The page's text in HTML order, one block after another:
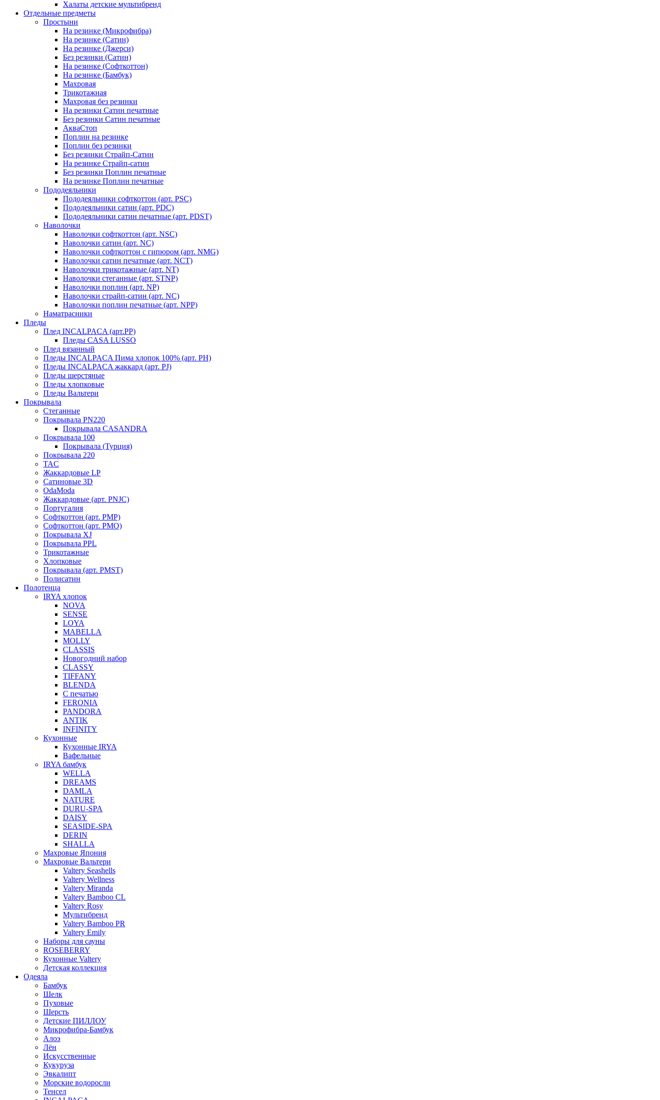
Халаты детские мультибренд
Отдельные предметы
Простыни
На резинке (Микрофибра)
На резинке (Сатин)
На резинке (Джерси)
Без резинки (Сатин)
На резинке (Софткоттон)
На резинке (Бамбук)
Махровая
Трикотажная
Махровая без резинки
На резинки Сатин печатные
Без резинки Сатин печатные
АкваСтоп
Поплин на резинке
Поплин без резинки
Без резинки Страйп-Сатин
На резинке Страйп-сатин
Без резинки Поплин печатные
На резинке Поплин печатные
Пододеяльники
Пододеяльники софткоттон (арт. PSC)
Пододеяльники сатин (арт. PDC)
Пододеяльники сатин печатные (арт. PDST)
Наволочки
Наволочки софткоттон (арт. NSC)
Наволочки сатин (арт. NC)
Наволочки софткоттон с гипюром (арт. NMG)
Наволочки сатин печатные (арт. NCT)
Наволочки трикотажные (арт. NT)
Наволочки стеганные (арт. STNP)
Наволочки поплин (арт. NP)
Наволочки страйп-сатин (арт. NC)
Наволочки поплин печатные (арт. NPP)
Наматрасники
Пледы
Плед INCALPACA (арт.PP)
Пледы CASA LUSSO
Плед вязанный
Пледы INCALPACA Пима хлопок 100% (арт. PH)
Пледы INCALPACA жаккард (арт. PJ)
Пледы шерстяные
Пледы хлопковые
Пледы Вальтери
Покрывала
Стеганные
Покрывала PN220
Покрывала CASANDRA
Покрывала 100
Покрывала (Турция)
Покрывала 220
TAC
Жаккардовые LP
Сатиновые 3D
OdaModa
Жаккардовые (арт. PNJC)
Португалия
Софткоттон (арт. PMP)
Софткоттон (арт. PMO)
Покрывала XJ
Покрывала PPL
Трикотажные
Хлопковые
Покрывала (арт. PMST)
Полисатин
Полотенца
IRYA хлопок
NOVA
SENSE
LOYA
MABELLA
MOLLY
CLASSIS
Новогодний набор
CLASSY
TIFFANY
BLENDA
С печатью
FERONIA
PANDORA
ANTIK
INFINITY
Кухонные
Кухонные IRYA
Вафельные
IRYA бамбук
WELLA
DREAMS
DAMLA
NATURE
DURU-SPA
DAISY
SEASIDE-SPA
DERIN
SHALLA
Махровые Япония
Махровые Вальтери
Valtery Seashells
Valtery Wellness
Valtery Miranda
Valtery Bamboo CL
Valtery Rosy
Мультибренд
Valtery Bamboo PR
Valtery Emily
Наборы для сауны
ROSEBERRY
Кухонные Valtery
Детская коллекция
Одеяла
Бамбук
Шелк
Пуховые
Шерсть
Детские ПИЛЛОУ
Микрофибра-Бамбук
Алоэ
Лён
Искусственные
Кукуруза
Эвкалипт
Морские водоросли
Тенсел